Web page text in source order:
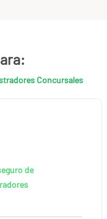
Concursales
de